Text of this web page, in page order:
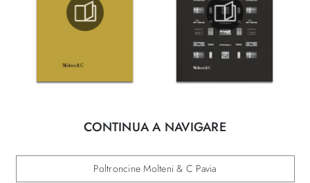
CONTINUA A NAVIGARE
Poltroncine Molteni & C Pavia